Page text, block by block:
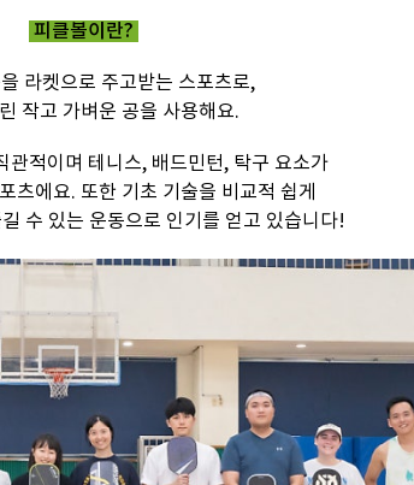
피클볼이란?
라켓으로 주고받는 스포츠로,
작고 가벼운 공을 사용해요.
관적이며 테니스, 배드민턴, 탁구 요소가
츠에요. 또한 기초 기술을 비교적 쉽게
수 있는 운동으로 인기를 얻고 있습니다!